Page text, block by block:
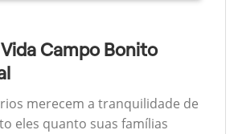
Campo Bonito
merecem a tranquilidade de
eles quanto suas famílias